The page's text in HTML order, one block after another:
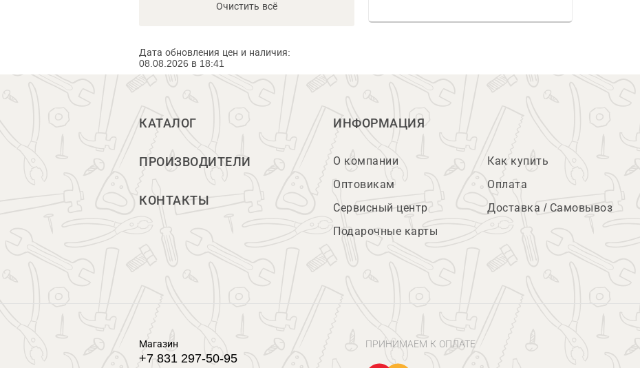
Очистить всё
Дата обновления цен и наличия:
08.08.2026 в 18:41
КАТАЛОГ
ПРОИЗВОДИТЕЛИ
КОНТАКТЫ
ИНФОРМАЦИЯ
О компании
Оптовикам
Сервисный центр
Подарочные карты
Как купить
Оплата
Доставка / Самовывоз
Магазин
+7 831 297-50-95
ПРИНИМАЕМ К ОПЛАТЕ